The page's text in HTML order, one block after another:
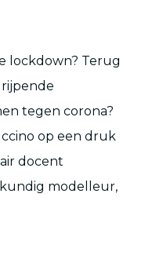
lockdown? Terug
tegen corona?
op een druk
docent
modelleur,